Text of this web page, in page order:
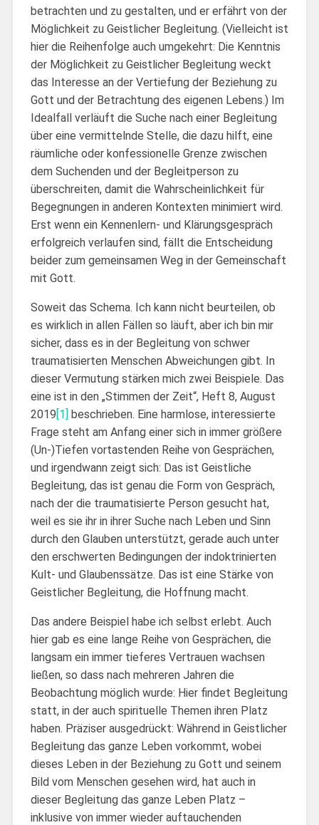
betrachten und zu gestalten, und er erfährt von der
Möglichkeit zu Geistlicher Begleitung. (Vielleicht ist
hier die Reihenfolge auch umgekehrt: Die Kenntnis
der Möglichkeit zu Geistlicher Begleitung weckt
das Interesse an der Vertiefung der Beziehung zu
Gott und der Betrachtung des eigenen Lebens.) Im
Idealfall verläuft die Suche nach einer Begleitung
über eine vermittelnde Stelle, die dazu hilft, eine
räumliche oder konfessionelle Grenze zwischen
dem Suchenden und der Begleitperson zu
überschreiten, damit die Wahrscheinlichkeit für
Begegnungen in anderen Kontexten minimiert wird.
Erst wenn ein Kennenlern- und Klärungsgespräch
erfolgreich verlaufen sind, fällt die Entscheidung
beider zum gemeinsamen Weg in der Gemeinschaft
mit Gott.
Soweit das Schema. Ich kann nicht beurteilen, ob
es wirklich in allen Fällen so läuft, aber ich bin mir
sicher, dass es in der Begleitung von schwer
traumatisierten Menschen Abweichungen gibt. In
dieser Vermutung stärken mich zwei Beispiele. Das
eine ist in den „Stimmen der Zeit“, Heft 8, August
2019[1] beschrieben. Eine harmlose, interessierte
Frage steht am Anfang einer sich in immer größere
(Un-)Tiefen vortastenden Reihe von Gesprächen,
und irgendwann zeigt sich: Das ist Geistliche
Begleitung, das ist genau die Form von Gespräch,
nach der die traumatisierte Person gesucht hat,
weil es sie ihr in ihrer Suche nach Leben und Sinn
durch den Glauben unterstützt, gerade auch unter
den erschwerten Bedingungen der indoktrinierten
Kult- und Glaubenssätze. Das ist eine Stärke von
Geistlicher Begleitung, die Hoffnung macht.
Das andere Beispiel habe ich selbst erlebt. Auch
hier gab es eine lange Reihe von Gesprächen, die
langsam ein immer tieferes Vertrauen wachsen
ließen, so dass nach mehreren Jahren die
Beobachtung möglich wurde: Hier findet Begleitung
statt, in der auch spirituelle Themen ihren Platz
haben. Präziser ausgedrückt: Während in Geistlicher
Begleitung das ganze Leben vorkommt, wobei
dieses Leben in der Beziehung zu Gott und seinem
Bild vom Menschen gesehen wird, hat auch in
dieser Begleitung das ganze Leben Platz –
inklusive von immer wieder auftauchenden